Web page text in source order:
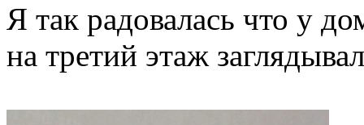
Я так радовалась что у
на третий этаж